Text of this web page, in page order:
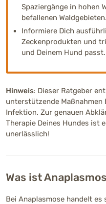
Spaziergänge in hohen
befallenen Waldgebieten.
Informiere Dich
Zeckenprodukten und
und Deinem Hund passt.
Hinweis: Dieser Ratgeber
unterstützende Maßnahmen
Infektion. Zur genauen
Therapie Deines Hundes ist
unerlässlich!
Was ist
Bei Anaplasmose handelt es